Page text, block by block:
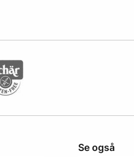
Se også